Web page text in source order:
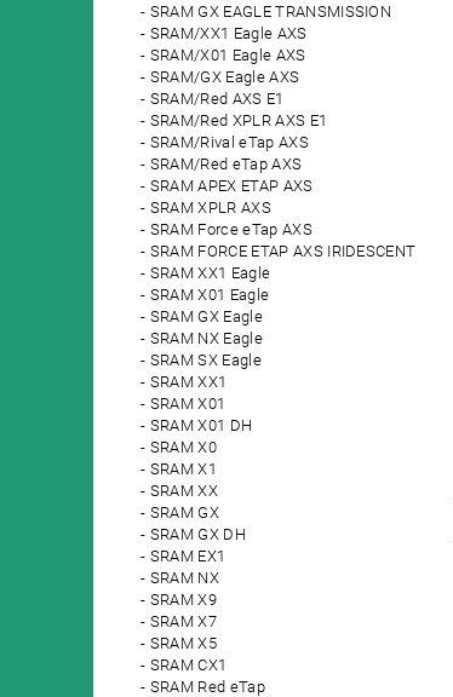
SRAM GX EAGLE TRANSMISSION
SRAM/XX1 Eagle AXS
SRAM/X01 Eagle AXS
SRAM/GX Eagle AXS
SRAM/Red AXS E1
SRAM/Red XPLR AXS E1
SRAM/Rival eTap AXS
SRAM/Red eTap AXS
SRAM APEX ETAP AXS
SRAM XPLR AXS
SRAM Force eTap AXS
SRAM FORCE ETAP AXS IRIDESCENT
SRAM XX1 Eagle
SRAM X01 Eagle
SRAM GX Eagle
SRAM NX Eagle
SRAM SX Eagle
SRAM XX1
SRAM X01
SRAM X01 DH
SRAM X0
SRAM X1
SRAM XX
SRAM GX
SRAM GX DH
SRAM EX1
SRAM NX
SRAM X9
SRAM X7
SRAM X5
SRAM CX1
SRAM Red eTap